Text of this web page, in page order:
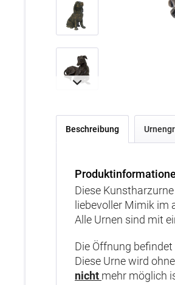
Beschreibung
Diese
liebevoller Mimik im
Alle Urnen sind mit
Die Öffnung
Diese Urne wird
nicht mehr möglich